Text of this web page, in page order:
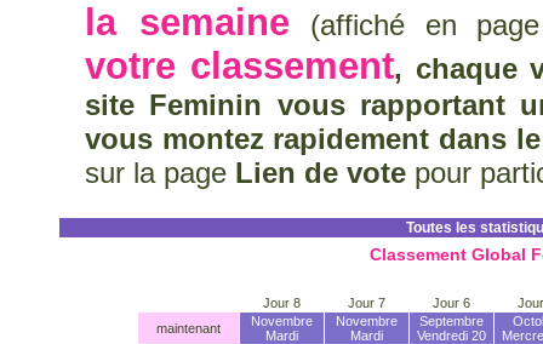
la semaine(affiché en
votre classement, chaque
site Feminin vous rapportant
vous montez rapidement dans
sur la page Lien de vote pour
Toutes les
Classement Global
Jour 8 Jour 7 Jour 6
maintenant
Novembre
Mardi
Novembre
Mardi
Septembre
Vendredi 20